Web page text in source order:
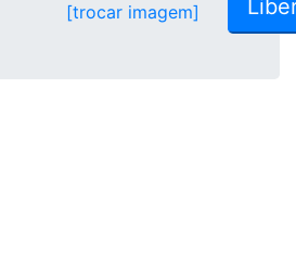
[trocar imagem]